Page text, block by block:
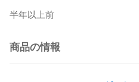
■メーカー：タイトー
【商品説明】
「葬送のフリーレン」より、
登場。
半年以上前
商品の情報